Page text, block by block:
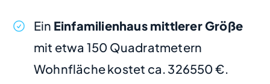
Ein Einfamilienhaus mittlerer Größe
mit etwa 150 Quadratmetern
Wohnfläche kostet ca. 326550 €.